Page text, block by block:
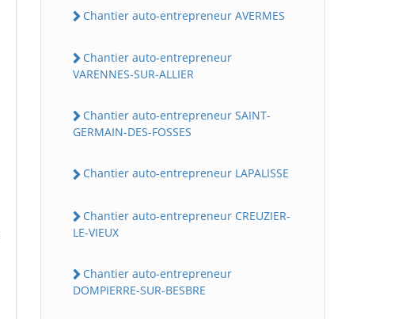
Chantier auto-entrepreneur AVERMES
Chantier auto-entrepreneur
VARENNES-SUR-ALLIER
Chantier auto-entrepreneur SAINT-
GERMAIN-DES-FOSSES
Chantier auto-entrepreneur LAPALISSE
Chantier auto-entrepreneur CREUZIER-
LE-VIEUX
Chantier auto-entrepreneur
DOMPIERRE-SUR-BESBRE